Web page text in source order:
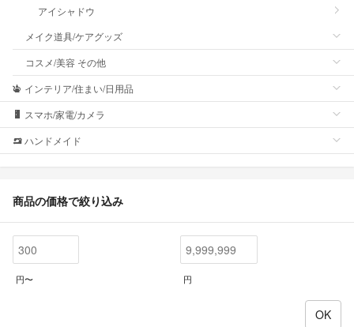
アイシャドウ
メイク道具/ケアグッズ
コスメ/美容 その他
インテリア/住まい/日用品
スマホ/家電/カメラ
ハンドメイド
商品の価格で絞り込み
円〜 円